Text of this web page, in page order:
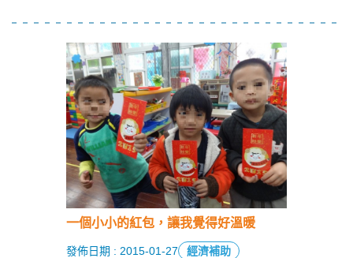
一個小小的紅包，讓我覺得好溫暖
發佈日期 : 2015-01-27 經濟補助